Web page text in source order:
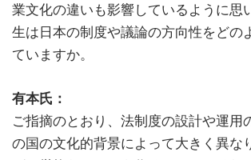
業文化の違いも影響しているように思
生は日本の制度や議論の方向性をどの
ていますか。
有本氏：
ご指摘のとおり、法制度の設計や運用
の国の文化的背景によって大きく異な